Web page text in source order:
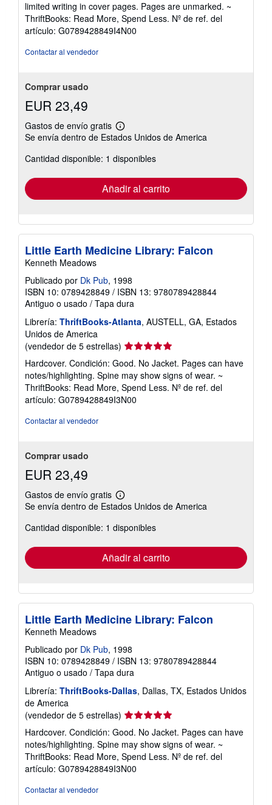
5
de
5
limited writing in cover pages. Pages are unmarked. ~
ThriftBooks: Read More, Spend Less. Nº de ref. del
artículo: G0789428849I4N00
Contactar al vendedor
Comprar usado
EUR 23,49
Gastos de envío gratis
Más
información
las
tarifas
envío
Se envía dentro de Estados Unidos de America
Cantidad disponible: 1 disponibles
Añadir al carrito
Little Earth Medicine Library: Falcon
Kenneth Meadows
Publicado por Dk Pub, 1998
ISBN 10: 0789428849 / ISBN 13: 9780789428844
Antiguo o usado / Tapa dura
Librería: ThriftBooks-Atlanta, AUSTELL, GA, Estados
Unidos de America
(vendedor de 5 estrellas) Calificación
del
vendedor:
5
de
5
Hardcover. Condición: Good. No Jacket. Pages can have
notes/highlighting. Spine may show signs of wear. ~
ThriftBooks: Read More, Spend Less. Nº de ref. del
artículo: G0789428849I3N00
Contactar al vendedor
Comprar usado
EUR 23,49
Gastos de envío gratis
Más
información
las
tarifas
envío
Se envía dentro de Estados Unidos de America
Cantidad disponible: 1 disponibles
Añadir al carrito
Little Earth Medicine Library: Falcon
Kenneth Meadows
Publicado por Dk Pub, 1998
ISBN 10: 0789428849 / ISBN 13: 9780789428844
Antiguo o usado / Tapa dura
Librería: ThriftBooks-Dallas, Dallas, TX, Estados Unidos
de America
(vendedor de 5 estrellas) Calificación
del
vendedor:
5
de
5
Hardcover. Condición: Good. No Jacket. Pages can have
notes/highlighting. Spine may show signs of wear. ~
ThriftBooks: Read More, Spend Less. Nº de ref. del
artículo: G0789428849I3N00
Contactar al vendedor